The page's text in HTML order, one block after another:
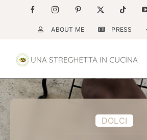
contenuto
FacebookInstagramPinterest Tiktok
ABOUT ME PRESS
DOLCI